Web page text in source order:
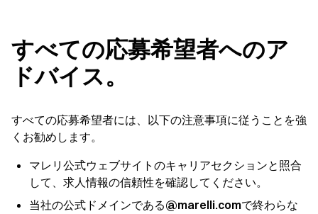
すべての応募希望者へのア
ドバイス。
すべての応募希望者には、以下の注意事項に従うことを強
くお勧めします。
マレリ公式ウェブサイトのキャリアセクションと照合
して、求人情報の信頼性を確認してください。
当社の公式ドメインである@marelli.comで終わらな